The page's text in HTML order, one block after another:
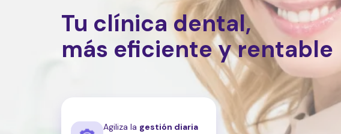
Tu clínica dental,
más eficiente y rentable
Agiliza la gestión diaria